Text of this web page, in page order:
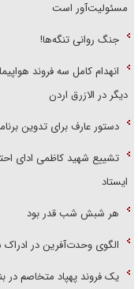
مسئولیت‌آور است
جنگ روانی تنگه‌ها!
دیگر در الازرق اردن
دستور عارف برای تدوین
تشییع شهید کاظمی ادای
ایستاد
هر شبش شب قدر بود
الگوی وحدت‌آفرین در
یک فروند پهپاد متخاصم در